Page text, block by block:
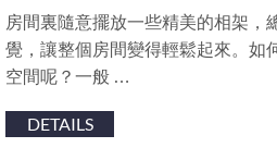
房間裏隨意擺放一些精美的相架，
覺，讓整個房間變得輕鬆起來。如
空間呢？一般 …
DETAILS